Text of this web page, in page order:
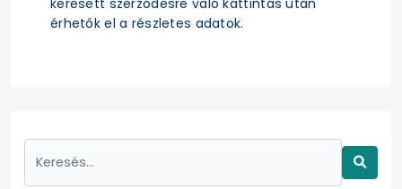
érhetők el a részletes adatok.